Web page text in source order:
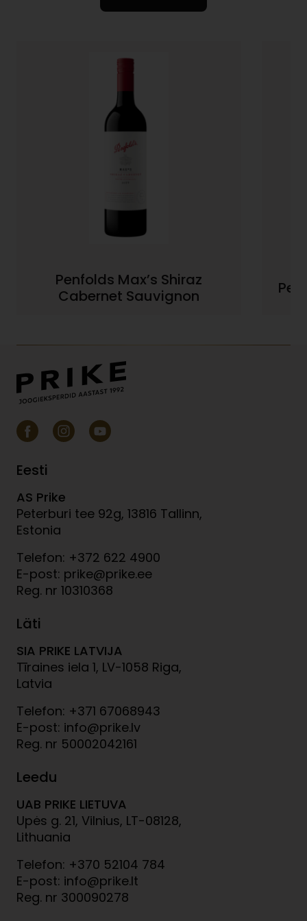
Penfolds Max’s Shiraz
Cabernet Sauvignon
Eesti
AS Prike
Peterburi tee 92g, 13816 Tallinn,
Estonia
Telefon: +372 622 4900
E-post: prike@prike.ee
Reg. nr 10310368
Läti
SIA PRIKE LATVIJA
Tīraines iela 1, LV-1058 Riga,
Latvia
Telefon: +371 67068943
E-post: info@prike.lv
Reg. nr 50002042161
Leedu
UAB PRIKE LIETUVA
Upės g. 21, Vilnius, LT-08128,
Lithuania
Telefon: +370 52104 784
E-post: info@prike.lt
Reg. nr 300090278